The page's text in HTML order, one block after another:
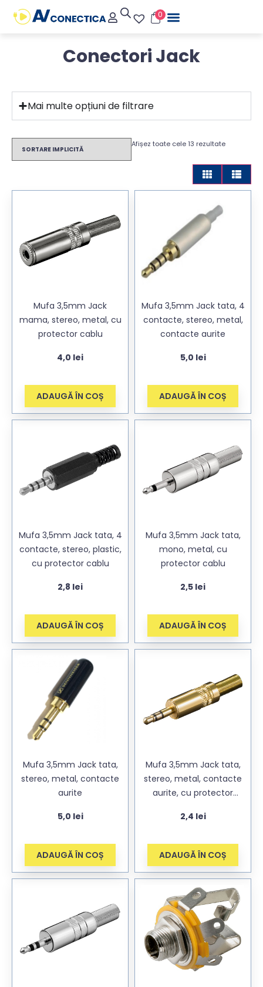
0
Conectori Jack
Mai multe opțiuni de filtrare
Afișez toate cele 13 rezultate
Mufa 3,5mm Jack
mama, stereo, metal, cu
protector cablu
4,0 lei
ADAUGĂ ÎN COȘ
Mufa 3,5mm Jack tata, 4
contacte, stereo, metal,
contacte aurite
5,0 lei
ADAUGĂ ÎN COȘ
Mufa 3,5mm Jack tata, 4
contacte, stereo, plastic,
cu protector cablu
2,8 lei
ADAUGĂ ÎN COȘ
Mufa 3,5mm Jack tata,
mono, metal, cu
protector cablu
2,5 lei
ADAUGĂ ÎN COȘ
Mufa 3,5mm Jack tata,
stereo, metal, contacte
aurite
5,0 lei
ADAUGĂ ÎN COȘ
Mufa 3,5mm Jack tata,
stereo, metal, contacte
aurite, cu protector
2,4 lei
ADAUGĂ ÎN COȘ